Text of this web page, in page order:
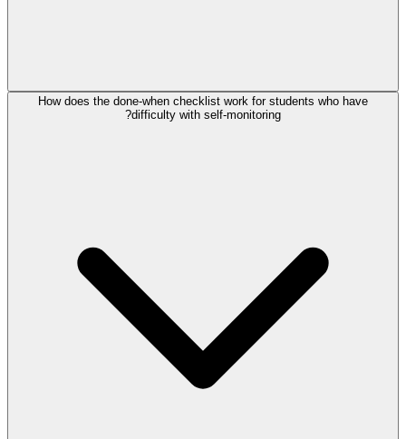
How does the done-when checklist work for students who have
difficulty with self-monitoring?